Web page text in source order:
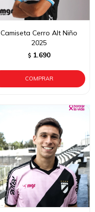
Camiseta Cerro Alt Niño
2025
$ 1.690